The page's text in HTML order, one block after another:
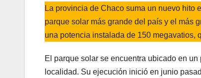
La provincia de Chaco suma un nuevo hito
parque solar más grande del país y el más
una potencia instalada de 150 megavatios,
El parque solar se encuentra ubicado en
localidad. Su ejecución inició en junio